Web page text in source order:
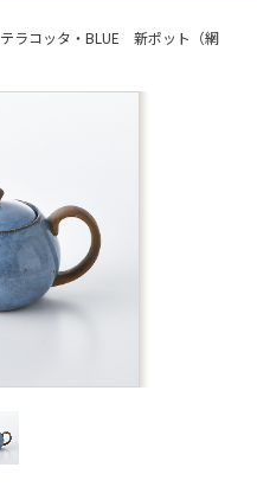
i
テラコッタ・BLUE 新ポット（網